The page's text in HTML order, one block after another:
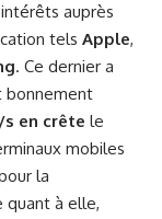
auprès
tels Apple,
. Ce dernier a
bonnement
s en crête le
mobiles
la
quant à elle,